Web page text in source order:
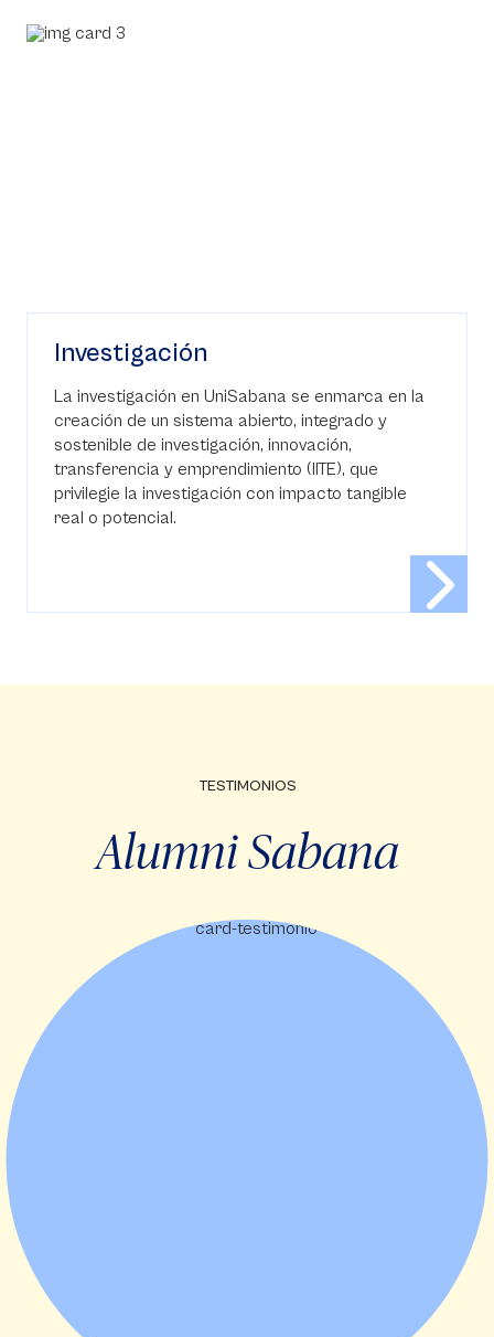
Investigación
La investigación en UniSabana se enmarca en la
creación de un sistema abierto, integrado y
sostenible de investigación, innovación,
transferencia y emprendimiento (IITE), que
privilegie la investigación con impacto tangible
real o potencial.
TESTIMONIOS
Alumni Sabana